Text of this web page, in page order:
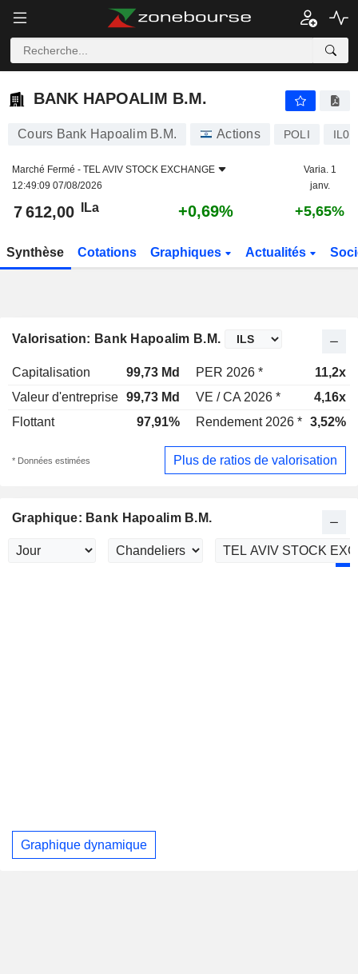
BANK HAPOALIM B.M.
BANK HAPOALIM B.M.
Cours Bank Hapoalim B.M. Actions POLI
Marché Fermé - TEL AVIV STOCK EXCHANGE
12:49:09 07/08/2026
Varia. 1
janv.
7 612,00 ILa +0,69% +5,65%
Synthèse Cotations Graphiques Actualités
Valorisation: Bank Hapoalim B.M.
Capitalisation 99,73 Md PER 2026 *
11,2x
Valeur d'entreprise 99,73 Md VE / CA 2026 *
4,16x
Flottant
97,91% Rendement 2026 * 3,52%
* Données estimées Plus de ratios de valorisation
Graphique: Bank Hapoalim B.M.
Graphique dynamique